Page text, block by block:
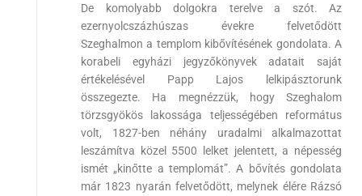
De komolyabb dolgokra terelve a szót. Az
ezernyolcszázhúszas évekre felvetődött
Szeghalmon a templom kibővítésének gondolata. A
korabeli egyházi jegyzőkönyvek adatait saját
értékelésével Papp Lajos lelkipásztorunk
összegezte. Ha megnézzük, hogy Szeghalom
törzsgyökös lakossága teljességében református
volt, 1827-ben néhány uradalmi alkalmazottat
leszámítva közel 5500 lelket jelentett, a népesség
ismét „kinőtte a templomát”. A bővítés gondolata
már 1823 nyarán felvetődött, melynek élére Rázsó